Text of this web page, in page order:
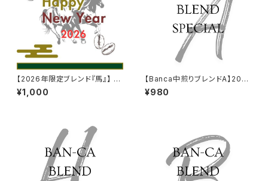
【2026年限定ブレンド『馬』】 2
00g入り
¥1,000
【Banca中煎りブレンドA】200
ｇ入り（スペシャルブレンド）
¥980